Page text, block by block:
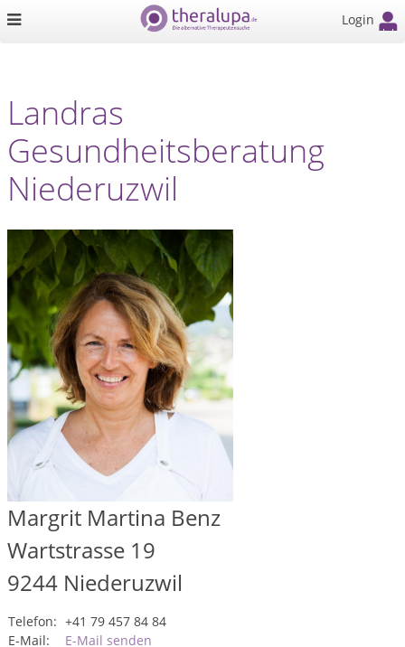
Login
Landras
Gesundheitsberatung
Niederuzwil
Margrit Martina Benz
Wartstrasse 19
9244 Niederuzwil
Telefon: +41 79 457 84 84
E-Mail:
E-Mail senden